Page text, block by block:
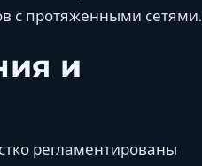
с протяженными сетями.
и
регламентированы